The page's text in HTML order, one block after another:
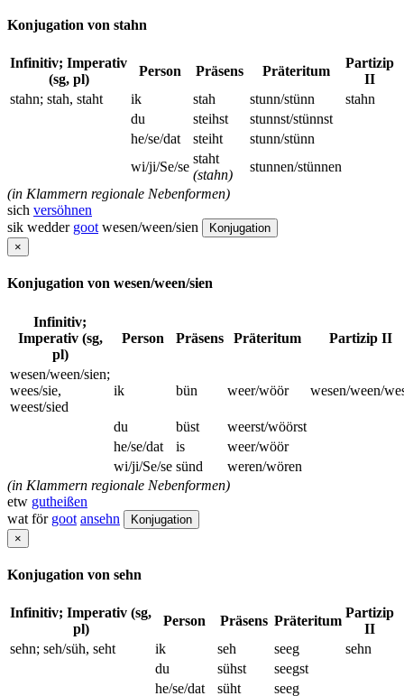
Konjugation von stahn
Infinitiv; Imperativ
(sg, pl)
Person Präsens Präteritum
Partizip
II
stahn; stah, staht
ik stah stunn/stünn
stahn
du
steihst
stunnst/stünnst
he/se/dat
steiht
stunn/stünn
wi/ji/Se/se
staht
(stahn)
stunnen/stünnen
(in Klammern regionale Nebenformen)
sich versöhnen
sik wedder goot wesen/ween/sien
Konjugation
×
Konjugation von wesen/ween/sien
Infinitiv;
Imperativ (sg,
pl)
Person Präsens Präteritum Partizip II
wesen/ween/sien;
wees/sie,
weest/sied
ik bün weer/wöör wesen/ween/
du büst
weerst/wöörst
he/se/dat
is
weer/wöör
wi/ji/Se/se sünd
weren/wören
(in Klammern regionale Nebenformen)
etw gutheißen
wat för goot ansehn
Konjugation
×
Konjugation von sehn
Infinitiv; Imperativ (sg,
pl)
Person Präsens Präteritum
Partizip
II
sehn; seh/süh, seht
ik seh seeg
sehn
du
sühst
seegst
he/se/dat
süht
seeg